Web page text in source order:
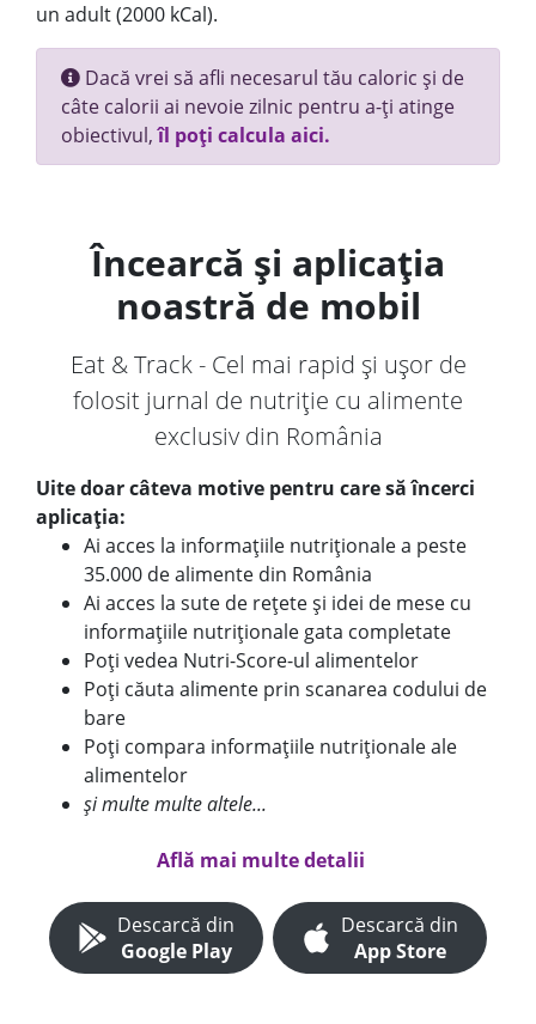
un adult (2000 kCal).
Dacă vrei să afli necesarul tău caloric și de
câte calorii ai nevoie zilnic pentru a-ți atinge
obiectivul,îl poți calcula aici.
Încearcă și aplicația
noastră de mobil
Eat & Track - Cel mai rapid și ușor de
folosit jurnal de nutriție cu alimente
exclusiv din România
Uite doar câteva motive pentru care să încerci
aplicația:
Ai acces la informațiile nutriționale a peste
35.000 de alimente din România
Ai acces la sute de rețete și idei de mese cu
informațiile nutriționale gata completate
Poți vedea Nutri-Score-ul alimentelor
Poți căuta alimente prin scanarea codului de
bare
Poți compara informațiile nutriționale ale
alimentelor
și multe multe altele...
Află mai multe detalii
Descarcă din
Google Play
Descarcă din
App Store